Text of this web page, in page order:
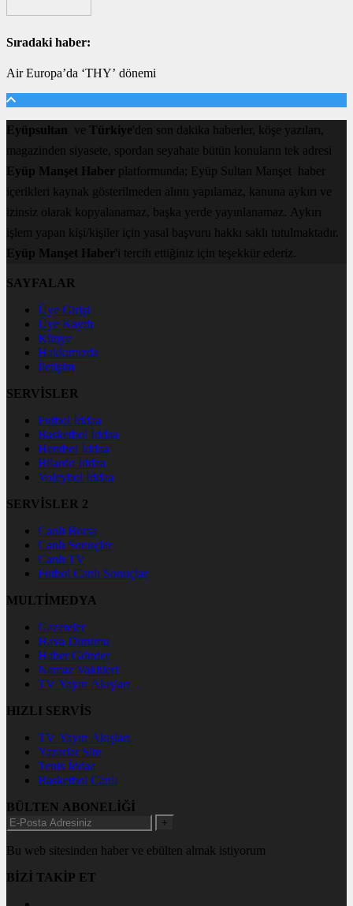
Sıradaki haber:
Air Europa’da ‘THY’ dönemi
Eyüpsultan ve Türkiye'den son dakika haberler, köşe yazıları,
magazinden siyasete, spordan seyahate bütün konuların tek adresi
Eyüp Manşet Haber platformunda; Eyüp Sultan Manşet haber
içerikleri kaynak gösterilmeden alıntı yapılamaz, kanuna aykırı ve
izinsiz olarak kopyalanamaz, başka yerde yayınlanamaz. Aykırı
işlem yapan kişi/kişiler için yasal başvuru hakkı saklı tutulmaktadır.
Eyüp Manşet Haber'i tercih ettiğiniz için teşekkür ederiz.
SAYFALAR
Üye Girişi
Üye Kaydı
Künye
Hakkımızda
İletişim
SERVİSLER
Futbol İddaa
Basketbol İddaa
Hentbol İddaa
Bilardo İddaa
Voleybol İddaa
SERVİSLER 2
Canlı Borsa
Canlı Sonuçlar
Canlı TV
Futbol Canlı Sonuçlar
MULTİMEDYA
Gazeteler
Hava Durumu
Haber Gönder
Namaz Vakitleri
TV Yayın Akışları
HIZLI SERVİS
TV Yayın Akışları
Yazarlar Site
Tenis İddaa
Basketbol Canlı
BÜLTEN ABONELİĞİ
+
Bu web sitesinden haber ve ebülten almak istiyorum
BİZİ TAKİP ET